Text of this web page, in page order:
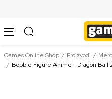
Games Online Shop Proizvodi
Bobble Figure Anime - Dragon Ball